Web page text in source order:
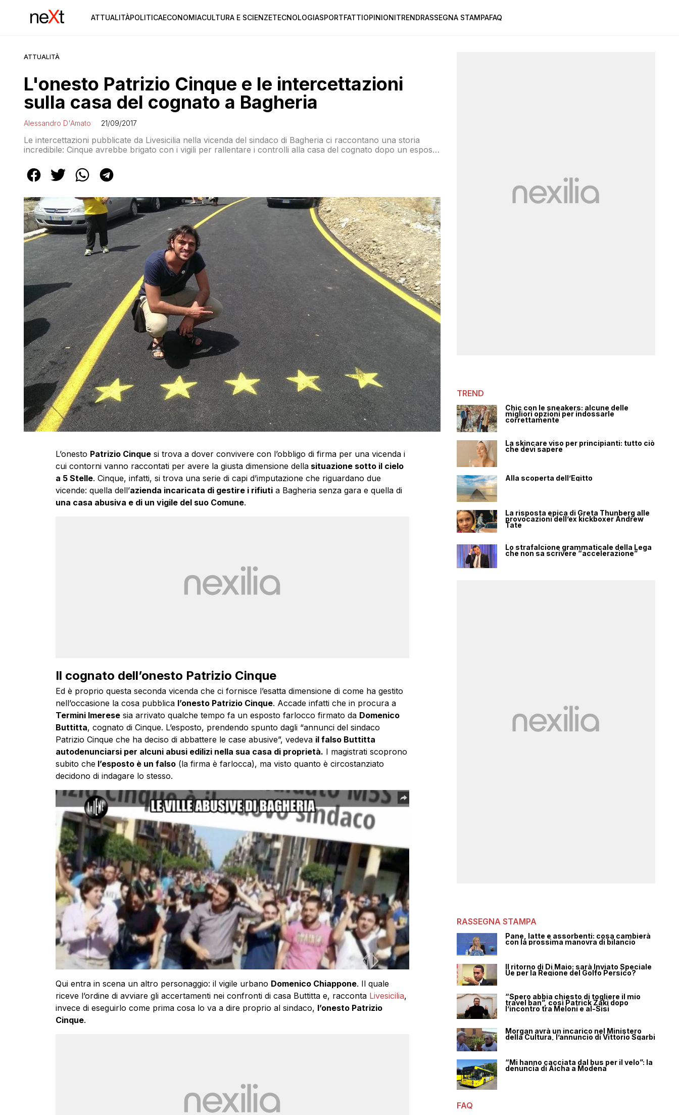
ATTUALITÀPOLITICAECONOMIACULTURA E SCIENZETECNOLOGIASPORTFATTIOPINIONITRENDRASSEGNA STAMPAFAQ
ATTUALITÀ
L'onesto Patrizio Cinque e le intercettazioni
sulla casa del cognato a Bagheria
Alessandro D'Amato 21/09/2017
Le intercettazioni pubblicate da Livesicilia nella vicenda del sindaco di Bagheria ci raccontano una storia
incredibile: Cinque avrebbe brigato con i vigili per rallentare i controlli alla casa del cognato dopo un esposto
L’onesto Patrizio Cinquesi trova a dover convivere con l’obbligo di firma per una vicenda i
cui contorni vanno raccontati per avere la giusta dimensione dellasituazione sotto il cielo
a 5 Stelle. Cinque, infatti, si trova una serie di capi d’imputazione che riguardano due
vicende: quella dell’azienda incaricata di gestire i rifiutia Bagheria senza gara e quella di
una casa abusiva e di un vigile del suo Comune.
Il cognato dell’onesto Patrizio Cinque
Ed è proprio questa seconda vicenda che ci fornisce l’esatta dimensione di come ha gestito
nell’occasione la cosa pubblica l’onesto Patrizio Cinque. Accade infatti che in procura a
Termini Imeresesia arrivato qualche tempo fa un esposto farlocco firmato da Domenico
Buttitta, cognato di Cinque. L’esposto, prendendo spunto dagli “annunci del sindaco
Patrizio Cinque che ha deciso di abbattere le case abusive”, vedeva il falso Buttitta
autodenunciarsi per alcuni abusi edilizi nella sua casa di proprietà. I magistrati scoprono
subito chel’esposto è un falso(la firma è farlocca), ma visto quanto è circostanziato
decidono di indagare lo stesso.
Qui entra in scena un altro personaggio: il vigile urbano Domenico Chiappone. Il quale
riceve l’ordine di avviare gli accertamenti nei confronti di casa Buttitta e, racconta Livesicilia,
invece di eseguirlo come prima cosa lo va a dire proprio al sindaco, l’onesto Patrizio
Cinque.
TREND
Chic con le sneakers: alcune delle
migliori opzioni per indossarle
correttamente
La skincare viso per principianti: tutto ciò
che devi sapere
Alla scoperta dell’Egitto
La risposta epica di Greta Thunberg alle
provocazioni dell’ex kickboxer Andrew
Tate
Lo strafalcione grammaticale della Lega
che non sa scrivere “accelerazione”
RASSEGNA STAMPA
Pane, latte e assorbenti: cosa cambierà
con la prossima manovra di bilancio
Il ritorno di Di Maio: sarà Inviato Speciale
Ue per la Regione del Golfo Persico?
“Spero abbia chiesto di togliere il mio
travel ban”, così Patrick Zaki dopo
l’incontro tra Meloni e al-Sisi
Morgan avrà un incarico nel Ministero
della Cultura, l’annuncio di Vittorio Sgarbi
“Mi hanno cacciata dal bus per il velo”: la
denuncia di Aicha a Modena
FAQ